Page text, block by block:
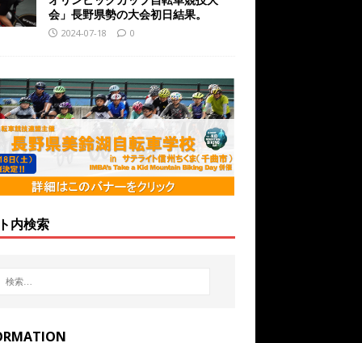
会」長野県勢の大会初日結果。
2024-07-18 0
内検索